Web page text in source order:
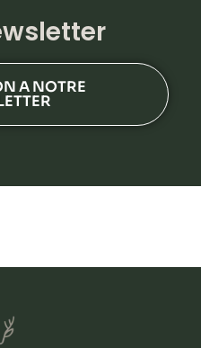
A NOTRE